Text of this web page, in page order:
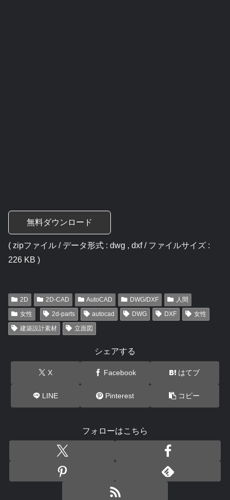
無料ダウンロード
( zipファイル / データ形式 : dwg , dxf / ファイルサイズ :
226 KB )
2D 2D-CAD AutoCAD DWG/DXF
人間
女性
2d-parts autocad DWG DXF
女性
建築設計素材
立面図
シェアする
X Facebook はてブ
LINE Pinterest コピー
フォローはこちら